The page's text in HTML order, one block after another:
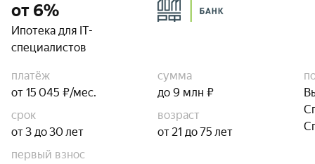
от 6%
Ипотека для IT-
специалистов
платёж
от 15 045 ₽/мес.
сумма
до 9 млн ₽
срок
от 3 до 30 лет
возраст
от 21 до 75 лет
первый взнос